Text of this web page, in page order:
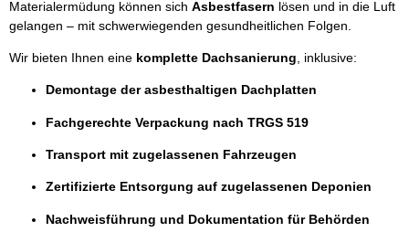
Materialermüdung können sich Asbestfasern lösen und in die Luft
gelangen – mit schwerwiegenden gesundheitlichen Folgen.
Wir bieten Ihnen eine komplette Dachsanierung , inklusive:
Demontage der asbesthaltigen Dachplatten
Fachgerechte Verpackung nach TRGS 519
Transport mit zugelassenen Fahrzeugen
Zertifizierte Entsorgung auf zugelassenen Deponien
Nachweisführung und Dokumentation für Behörden